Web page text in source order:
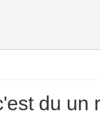
du un